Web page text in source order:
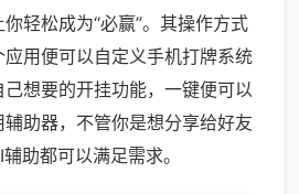
轻松成为“必赢”。其操作方式
用便可以自定义手机打牌系统
想要的开挂功能，一键便可以
助器，不管你是想分享给好友
助都可以满足需求。